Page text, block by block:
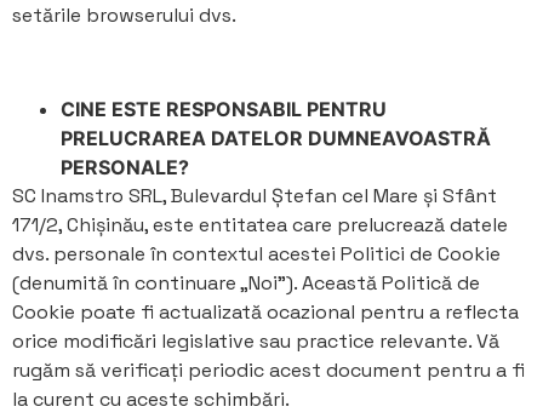
setările browserului dvs.
CINE ESTE RESPONSABIL PENTRU
PRELUCRAREA DATELOR DUMNEAVOASTRĂ
PERSONALE?
SC Inamstro SRL, Bulevardul Ștefan cel Mare și Sfânt
171/2, Chișinău, este entitatea care prelucrează datele
dvs. personale în contextul acestei Politici de Cookie
(denumită în continuare „Noi”). Această Politică de
Cookie poate fi actualizată ocazional pentru a reflecta
orice modificări legislative sau practice relevante. Vă
rugăm să verificați periodic acest document pentru a fi
la curent cu aceste schimbări.